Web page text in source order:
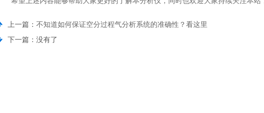
上一篇： 不知道如何保证空分过程气分析系统的准确性？看这里
下一篇：没有了